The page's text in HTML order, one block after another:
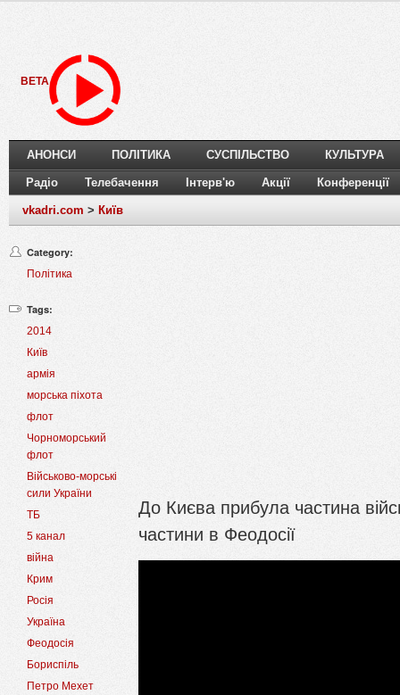
BETA
АНОНСИ ПОЛІТИКА СУСПІЛЬСТВО КУЛЬТУРА
Радіо Телебачення Інтерв'ю Акції Конференції
vkadri.com > Київ
Category:
Політика
Tags:
2014
Київ
армія
морська піхота
флот
Чорноморський
флот
Військово-морські
сили України
ТБ
5 канал
війна
Крим
Росія
Україна
Феодосія
Бориспіль
Петро Мехет
До Києва прибула частина
частини в Феодосії